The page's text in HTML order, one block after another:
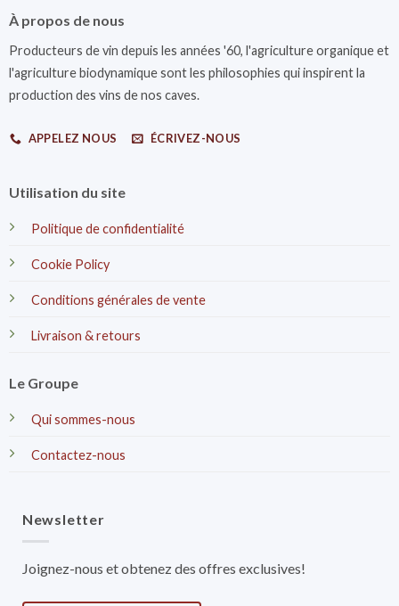
À propos de nous
Producteurs de vin depuis les années '60, l'agriculture organique et
l'agriculture biodynamique sont les philosophies qui inspirent la
production des vins de nos caves.
APPELEZ NOUS ÉCRIVEZ-NOUS
Utilisation du site
Politique de confidentialité
Cookie Policy
Conditions générales de vente
Livraison & retours
Le Groupe
Qui sommes-nous
Contactez-nous
Newsletter
Joignez-nous et obtenez des offres exclusives!